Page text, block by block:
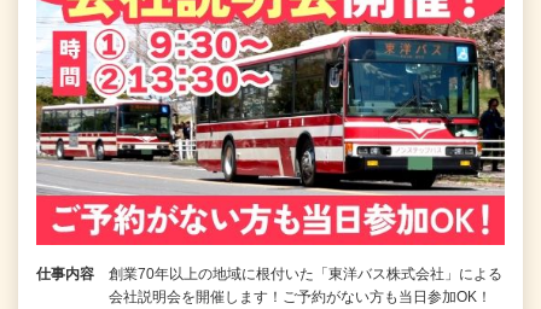
仕事内容
創業70年以上の地域に根付いた「東洋バス株式会社」による
会社説明会を開催します！ご予約がない方も当日参加OK！